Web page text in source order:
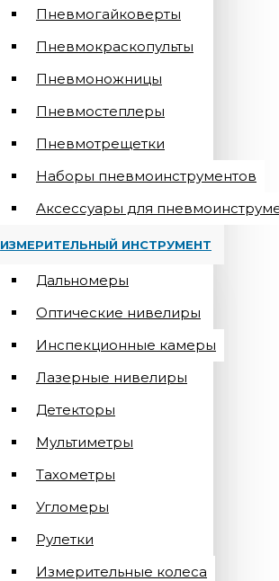
Пневмогайковерты
Пневмокраскопульты
Пневмоножницы
Пневмостеплеры
Пневмотрещетки
Наборы пневмоинструментов
Аксессуары для
ИЗМЕРИТЕЛЬНЫЙ ИНСТРУМЕНТ
Дальномеры
Оптические нивелиры
Инспекционные камеры
Лазерные нивелиры
Детекторы
Мультиметры
Тахометры
Угломеры
Рулетки
Измерительные колеса